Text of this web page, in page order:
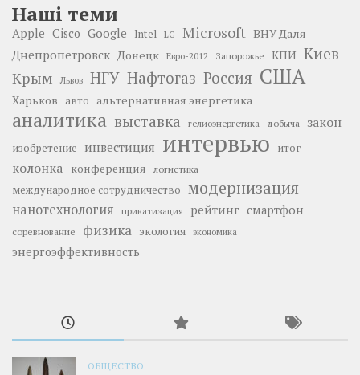
Наші теми
Apple Cisco Google Intel LG Microsoft ВНУ Даля
Днепропетровск Донецк Евро-2012 Запорожье КПИ Киев
Крым Львов НГУ Нафтогаз Россия США
Харьков авто альтернативная энергетика
аналитика выставка гелиоэнергетика добыча закон
изобретение инвестиция интервью итог
колонка конференция логистика
международное сотрудничество модернизация
нанотехнология приватизация рейтинг смартфон
соревнование физика экология экономика
энергоэффективность
ОБЩЕСТВО